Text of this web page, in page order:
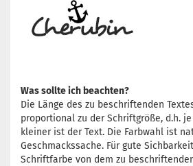
Was sollte ich beachten?
Die Länge des zu beschriftenden
proportional zu der Schriftgröße, d.h.
kleiner ist der Text. Die Farbwahl ist
Geschmackssache. Für gute
Schriftfarbe von dem zu